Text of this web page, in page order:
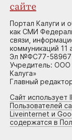
сайте
Портал Калуги и
как СМИ
связи,
коммуникаций 11
Эл №ФС77-58967
Учредитель: ООО
Калуга»
Главный
Сайт использует
Пользователей
Liveinternet и
содержатся в